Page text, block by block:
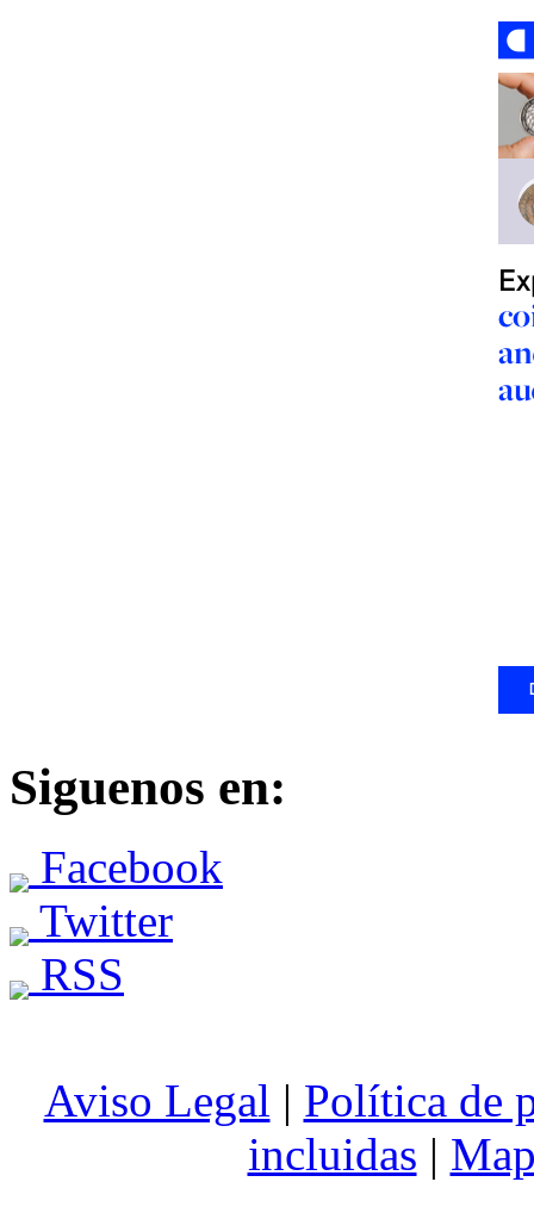
Siguenos en:
Facebook
Twitter
RSS
Aviso Legal | Política de
incluidas |